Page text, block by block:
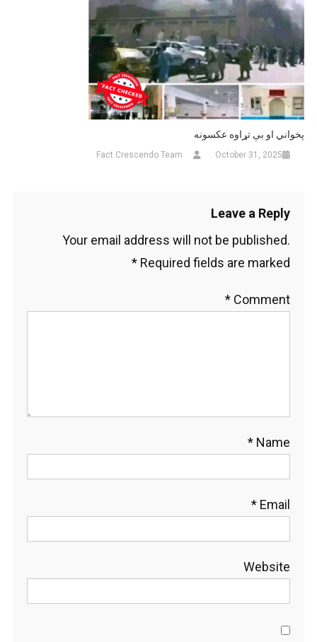
پخواني او بې تړاوه عکسونه
October 31, 2025
Fact Crescendo Team
Leave a Reply
Your email address will not be published.
Required fields are marked
*
Comment
*
Name
*
Email
*
Website